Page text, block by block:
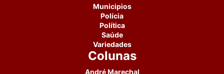
Municipios
Polícia
Política
Saúde
Variedades
Colunas
André Marechal